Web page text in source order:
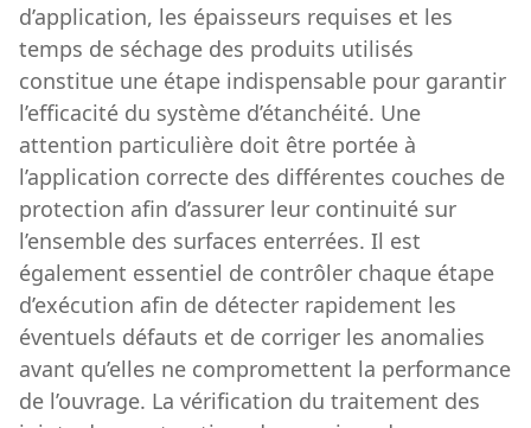
d’application, les épaisseurs requises et les
temps de séchage des produits utilisés
constitue une étape indispensable pour garantir
l’efficacité du système d’étanchéité. Une
attention particulière doit être portée à
l’application correcte des différentes couches de
protection afin d’assurer leur continuité sur
l’ensemble des surfaces enterrées. Il est
également essentiel de contrôler chaque étape
d’exécution afin de détecter rapidement les
éventuels défauts et de corriger les anomalies
avant qu’elles ne compromettent la performance
de l’ouvrage. La vérification du traitement des